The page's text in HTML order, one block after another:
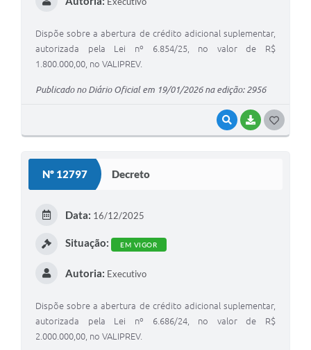
VISUALIZAR
BAIXAR
Dispõe sobre a abertura de crédito adicional suplementar,
autorizada pela Lei nº 6.854/25, no valor de R$
1.800.000,00, no VALIPREV.
Publicado no Diário Oficial em 19/01/2026 na edição: 2956
Nº 12797 Decreto
Data: 16/12/2025
Situação: EM VIGOR
Autoria: Executivo
Dispõe sobre a abertura de crédito adicional suplementar,
autorizada pela Lei nº 6.686/24, no valor de R$
2.000.000,00, no VALIPREV.